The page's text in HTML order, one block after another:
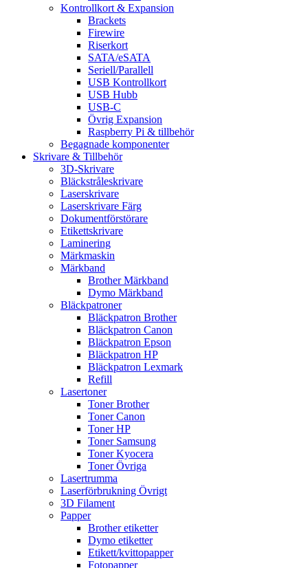
Kontrollkort & Expansion
Brackets
Firewire
Riserkort
SATA/eSATA
Seriell/Parallell
USB Kontrollkort
USB Hubb
USB-C
Övrig Expansion
Raspberry Pi & tillbehör
Begagnade komponenter
Skrivare & Tillbehör
3D-Skrivare
Bläckstråleskrivare
Laserskrivare
Laserskrivare Färg
Dokumentförstörare
Etikettskrivare
Laminering
Märkmaskin
Märkband
Brother Märkband
Dymo Märkband
Bläckpatroner
Bläckpatron Brother
Bläckpatron Canon
Bläckpatron Epson
Bläckpatron HP
Bläckpatron Lexmark
Refill
Lasertoner
Toner Brother
Toner Canon
Toner HP
Toner Samsung
Toner Kyocera
Toner Övriga
Lasertrumma
Laserförbrukning Övrigt
3D Filament
Papper
Brother etiketter
Dymo etiketter
Etikett/kvittopapper
Fotopapper